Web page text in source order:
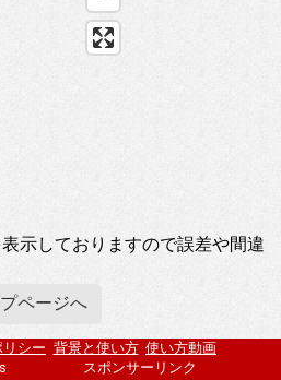
示しておりますので誤差や間違
プページへ
シー 背景と使い方 使い方動画
スポンサーリンク